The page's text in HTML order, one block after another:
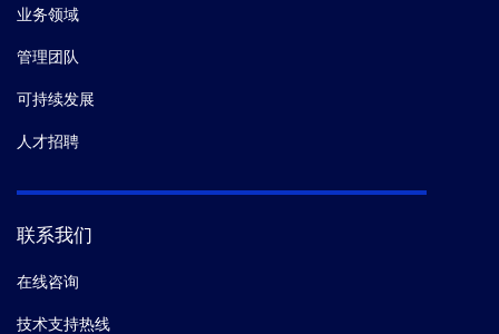
业务领域
管理团队
可持续发展
人才招聘
联系我们
在线咨询
技术支持热线